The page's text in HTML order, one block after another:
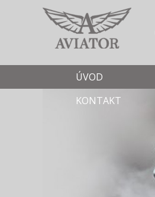
ÚVOD
KONTAKT